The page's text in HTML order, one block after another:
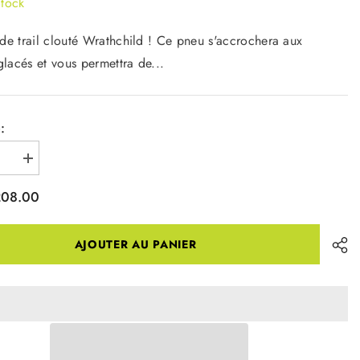
trail clouté Wrathchild ! Ce pneu s'accrochera aux
et vous permettra de...
Augmenter
la
pour
Tire
AJOUTER AU PANIER